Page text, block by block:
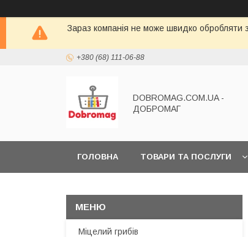
Зараз компанія не може швидко обробляти
+380 (68) 111-06-88
DOBROMAG.COM.UA -
ДОБРОМАГ
ГОЛОВНА ТОВАРИ ТА ПОСЛУГИ
Міцелий грибів